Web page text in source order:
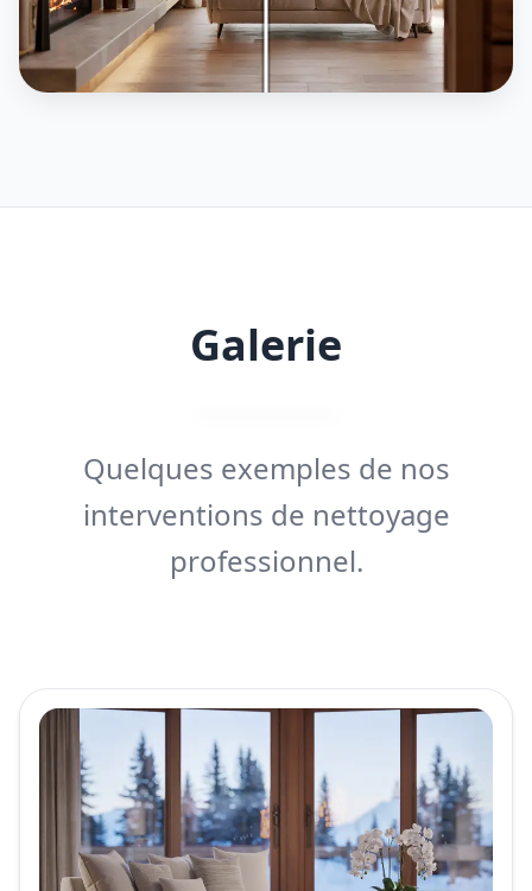
Galerie
Quelques exemples de nos
interventions de nettoyage
professionnel.